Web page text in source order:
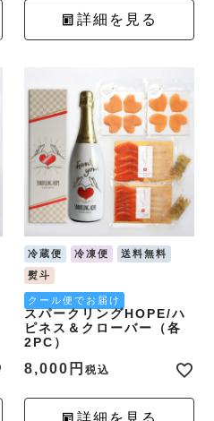
詳細を見る
冷蔵便 冷凍便
送料無料
熨斗
クール便でお届け
スパークリングHOPE/ハ
ピネス＆クローバー（各
2PC）
8,000 税込